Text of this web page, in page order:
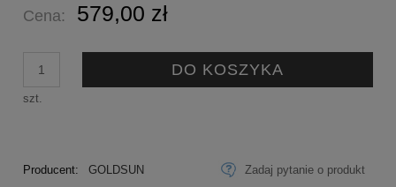
Cena: 579,00 zł
szt.
DO KOSZYKA
Producent: GOLDSUN Zadaj pytanie o produkt